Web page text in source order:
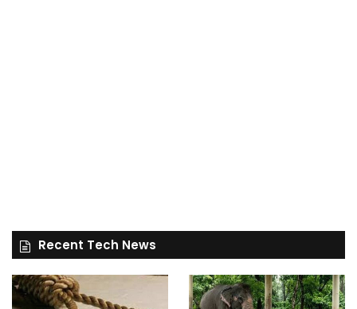
Recent Tech News